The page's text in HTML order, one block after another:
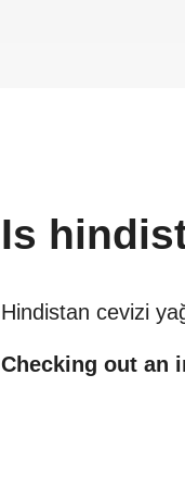
Is
Hindistan cevizi
Checking out an